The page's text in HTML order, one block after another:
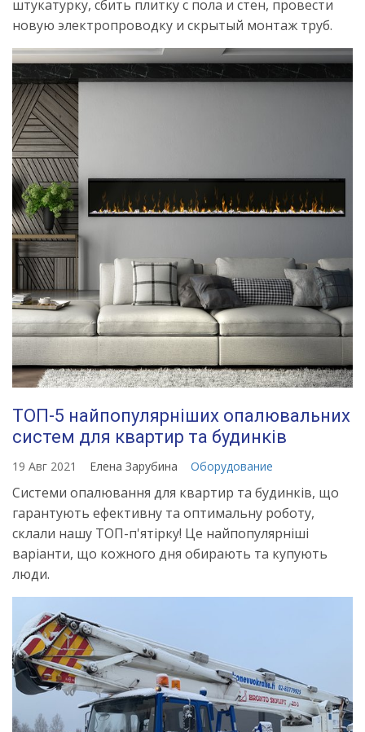
штукатурку, сбить плитку с пола и стен, провести
новую электропроводку и скрытый монтаж труб.
ТОП-5 найпопулярніших опалювальних
систем для квартир та будинків
19 Авг 2021 Елена Зарубина Оборудование
Системи опалювання для квартир та будинків, що
гарантують ефективну та оптимальну роботу,
склали нашу ТОП-п'ятірку! Це найпопулярніші
варіанти, що кожного дня обирають та купують
люди.